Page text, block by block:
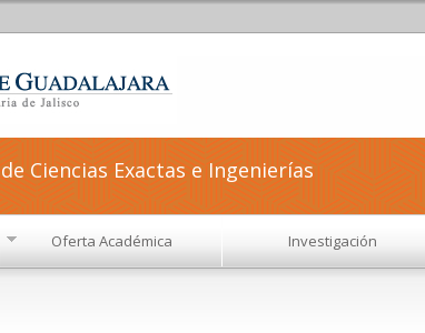
Ciencias Exactas e Ingenierías
Oferta Académica Investigación